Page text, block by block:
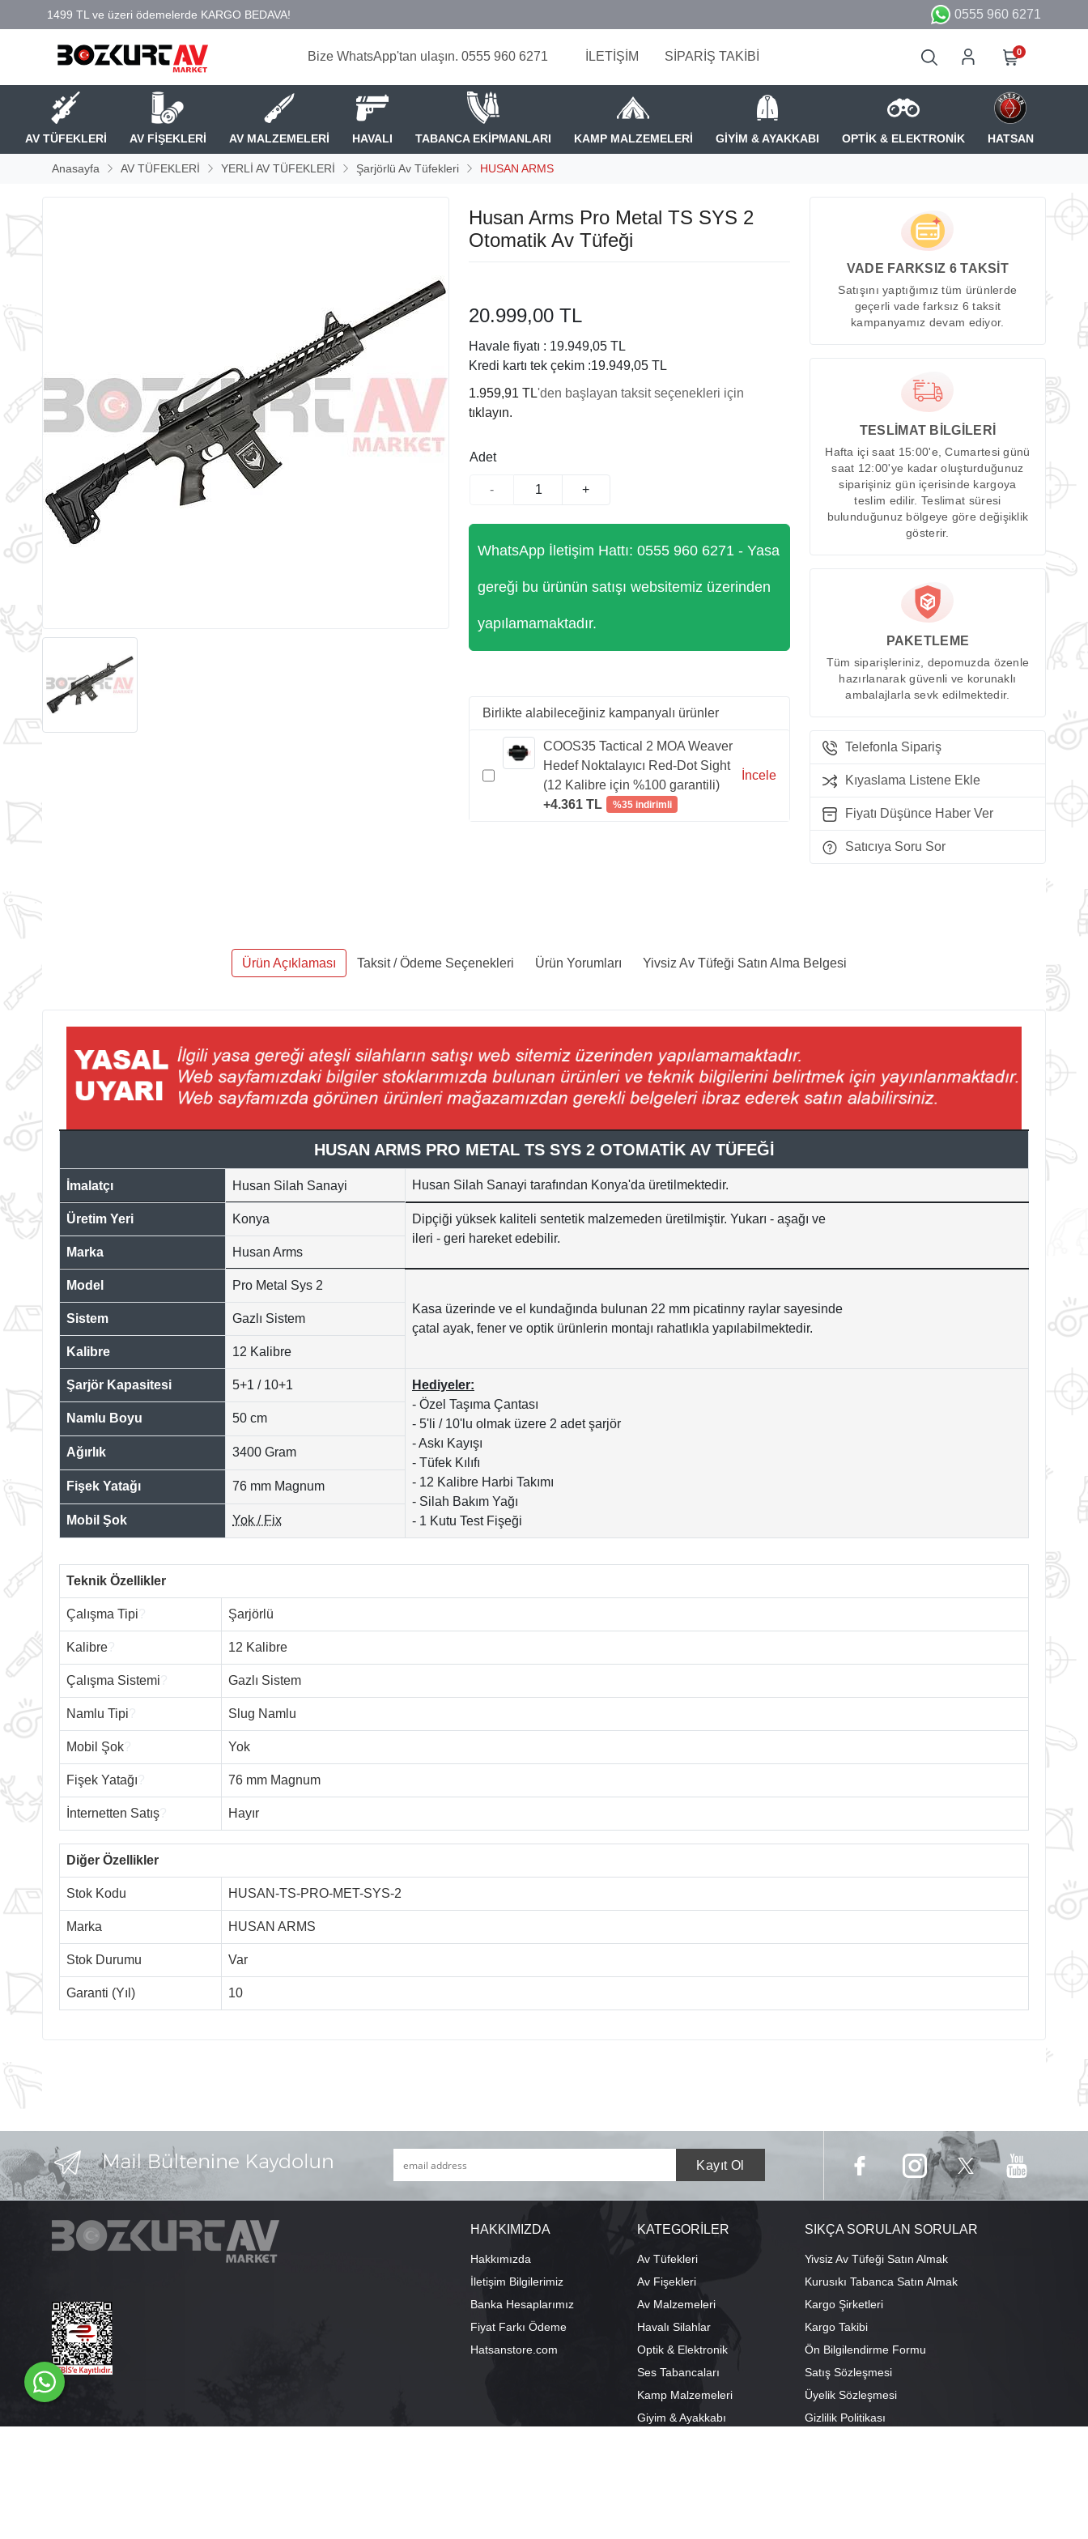
0555 960 6271
Bize WhatsApp'tan ulaşın. 0555 960 6271 İLETİŞİM SİPARİŞ TAKİBİ 0
AV TÜFEKLERİ AV FİŞEKLERİ AV MALZEMELERİ HAVALI TABANCA EKİPMANLARI KAMP MALZEMELERİ GİYİM & AYAKKABI OPTİK & ELEKTRONİK HATSAN
Anasayfa AV TÜFEKLERİ YERLİ AV TÜFEKLERİ Şarjörlü Av Tüfekleri HUSAN ARMS
Husan Arms Pro Metal TS SYS 2
Otomatik Av Tüfeği
20.999,00 TL
Havale fiyatı : 19.949,05 TL
Kredi kartı tek çekim :19.949,05 TL
1.959,91 TL'den başlayan taksit seçenekleri için
tıklayın.
Adet
- +
WhatsApp İletişim Hattı: 0555 960 6271 - Yasa
gereği bu ürünün satışı websitemiz üzerinden
yapılamamaktadır.
Birlikte alabileceğiniz kampanyalı ürünler
COOS35 Tactical 2 MOA Weaver
Hedef Noktalayıcı Red-Dot Sight
(12 Kalibre için %100 garantili)
+4.361 TL
%35 indirimli
İncele
VADE FARKSIZ 6 TAKSİT
Satışını yaptığımız tüm ürünlerde
geçerli vade farksız 6 taksit
kampanyamız devam ediyor.
TESLİMAT BİLGİLERİ
Hafta içi saat 15:00'e, Cumartesi günü
saat 12:00'ye kadar oluşturduğunuz
siparişiniz gün içerisinde kargoya
teslim edilir. Teslimat süresi
bulunduğunuz bölgeye göre değişiklik
gösterir.
PAKETLEME
Tüm siparişleriniz, depomuzda özenle
hazırlanarak güvenli ve korunaklı
ambalajlarla sevk edilmektedir.
Telefonla Sipariş
Kıyaslama Listene Ekle
Fiyatı Düşünce Haber Ver
Satıcıya Soru Sor
Ürün Açıklaması Taksit / Ödeme Seçenekleri Ürün Yorumları Yivsiz Av Tüfeği Satın Alma Belgesi
HUSAN ARMS PRO METAL TS SYS 2 OTOMATİK AV TÜFEĞİ
İmalatçı Husan Silah Sanayi Husan Silah Sanayi tarafından Konya'da üretilmektedir.
Üretim Yeri Konya
Dipçiği yüksek kaliteli sentetik malzemeden üretilmiştir. Yukarı - aşağı ve
ileri - geri hareket edebilir.
Marka
Husan Arms
Model
Pro Metal Sys 2
Kasa üzerinde ve el kundağında bulunan 22 mm picatinny raylar sayesinde
çatal ayak, fener ve optik ürünlerin montajı rahatlıkla yapılabilmektedir.
Sistem Gazlı Sistem
Kalibre 12 Kalibre
Şarjör Kapasitesi 5+1 / 10+1
Hediyeler:
- Özel Taşıma Çantası
- 5'li / 10'lu olmak üzere 2 adet şarjör
- Askı Kayışı
- Tüfek Kılıfı
- 12 Kalibre Harbi Takımı
- Silah Bakım Yağı
- 1 Kutu Test Fişeği
Namlu Boyu 50 cm
Ağırlık 3400 Gram
Fişek Yatağı 76 mm Magnum
Mobil Şok Yok / Fix
Teknik Özellikler
Çalışma Tipi Şarjörlü
Kalibre 12 Kalibre
Çalışma Sistemi Gazlı Sistem
Namlu Tipi Slug Namlu
Mobil Şok Yok
Fişek Yatağı 76 mm Magnum
İnternetten Satış Hayır
Diğer Özellikler
Stok Kodu HUSAN-TS-PRO-MET-SYS-2
Marka HUSAN ARMS
Stok Durumu Var
Garanti (Yıl) 10
HAKKIMIZDA
Hakkımızda
İletişim Bilgilerimiz
Banka Hesaplarımız
Fiyat Farkı Ödeme
Hatsanstore.com
KATEGORİLER
Av Tüfekleri
Av Fişekleri
Av Malzemeleri
Havalı Silahlar
Optik & Elektronik
Ses Tabancaları
Kamp Malzemeleri
Giyim & Ayakkabı
SIKÇA SORULAN SORULAR
Yivsiz Av Tüfeği Satın Almak
Kurusıkı Tabanca Satın Almak
Kargo Şirketleri
Kargo Takibi
Ön Bilgilendirme Formu
Satış Sözleşmesi
Üyelik Sözleşmesi
Gizlilik Politikası